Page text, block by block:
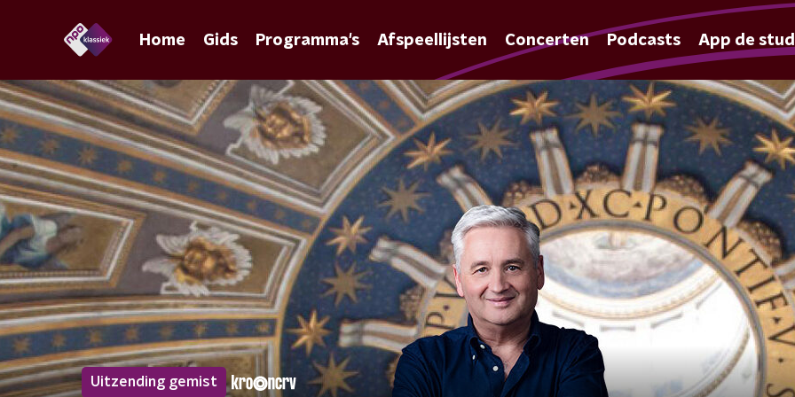
Home Gids Programma's Afspeellijsten Concerten Podcasts App de
Uitzending gemist